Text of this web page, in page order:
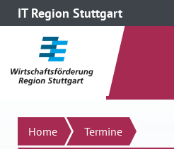
IT Region Stuttgart
direkt zum Inhalt dieser Seite
direkt zum Menü springen
Suchen
Home Termine